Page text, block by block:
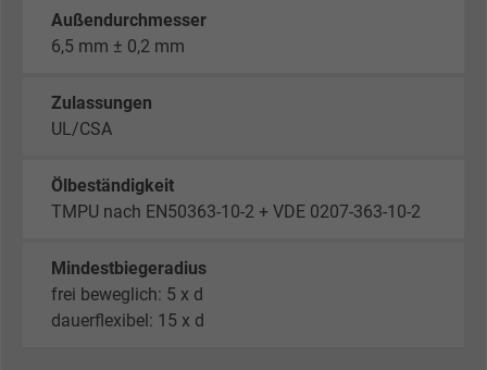
Außendurchmesser
6,5 mm ± 0,2 mm
Zulassungen
UL/CSA
Ölbeständigkeit
TMPU nach EN50363-10-2 + VDE 0207-363-10-2
Mindestbiegeradius
frei beweglich: 5 x d
dauerflexibel: 15 x d